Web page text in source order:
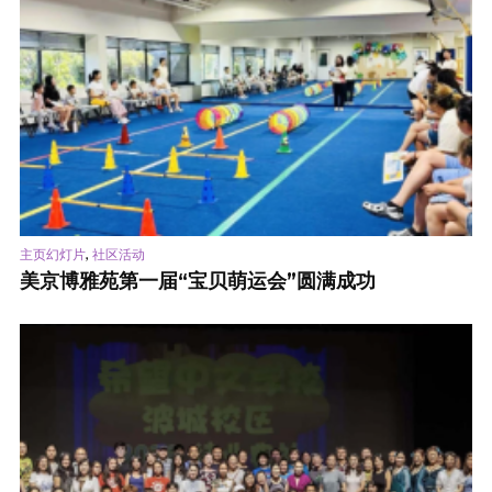
主页幻灯片, 社区活动
美京博雅苑第一届“宝贝萌运会”圆满成功